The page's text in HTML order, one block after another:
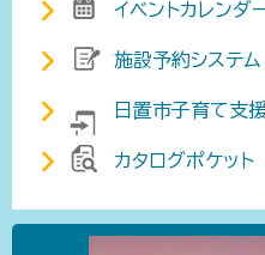
イベントカレンダ
施設予約システム
日置市子育て支援
カタログポケット